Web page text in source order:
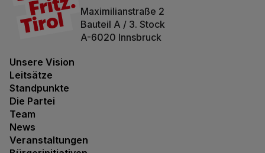
Maximilianstraße 2
Bauteil A / 3. Stock
A-6020 Innsbruck
Unsere Vision
Leitsätze
Standpunkte
Die Partei
Team
News
Veranstaltungen